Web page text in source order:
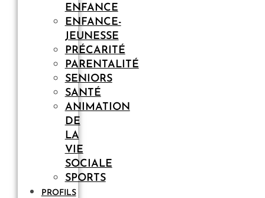
ENFANCE
ENFANCE-
JEUNESSE
PRÉCARITÉ
PARENTALITÉ
SENIORS
SANTÉ
ANIMATION
DE
LA
VIE
SOCIALE
SPORTS
PROFILS